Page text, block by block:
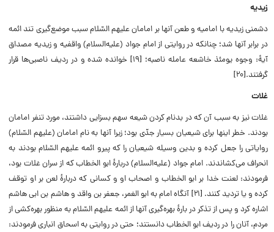
زیدیه
دشمنى زیدیه با امامیه و طعن آنها بر امامان علیهم السّلام سبب موضع‌گیرى تند ائمه
در برابر آنها شد؛ چنانکه در روایتى از امام جواد (علیه‌السلام) واقفیه و زیدیه مصداق
آیۀ: وجوه یومئذ خاشعه عامله ناصبه؛ [۱۹] خوانده شده و در ردیف ناصبى‌ها قرار
گرفتند.[۲۰]
غلات
غلات نیز به سبب آن که در بدنام کردن شیعه سهم بسزایى داشتند، مورد تنفر امامان
بودند. خطر اینها براى شیعیان بسیار جدّى بود؛ زیرا آنها به نام امامان (علیهم السّلام)
روایاتى را جعل کرده و بدین وسیله شیعیان را که پیرو ائمه علیهم السّلام بودند به
انحراف مى‌کشاندند. امام جواد (علیه‌السلام) دربارۀ ابو الخطاب که از سران غلات بود،
فرمودند: لعنت خدا بر ابو الخطاب و اصحاب او و کسانى که دربارۀ لعن بر او توقف
کرده و یا تردید کنند. [۲۱] آنگاه امام به ابو الغمر، جعفر بن واقد و هاشم بن ابى هاشم
اشاره کرد و پس از تذکر در بارۀ بهره‌گیرى آنها از ائمه علیهم السّلام به منظور بهره‌کشى از
مردم، آنان را در ردیف ابو الخطاب دانستند؛ حتى در روایتى به اسحاق انبارى فرمودند: